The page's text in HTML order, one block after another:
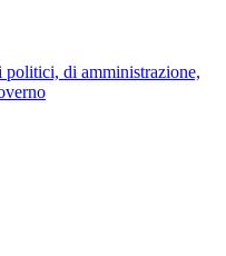
di amministrazione,